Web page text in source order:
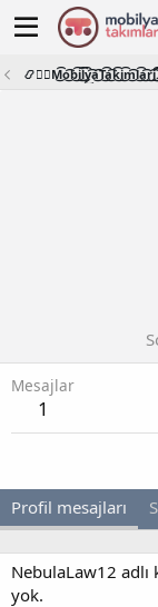
Mesajlar
1
Profil mesajları
NebulaLaw12 adlı
yok.